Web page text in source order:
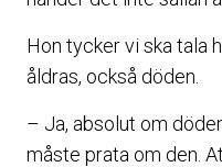
Hon tycker vi ska tala
åldras, också döden.
– Ja, absolut om
måste prata om den.